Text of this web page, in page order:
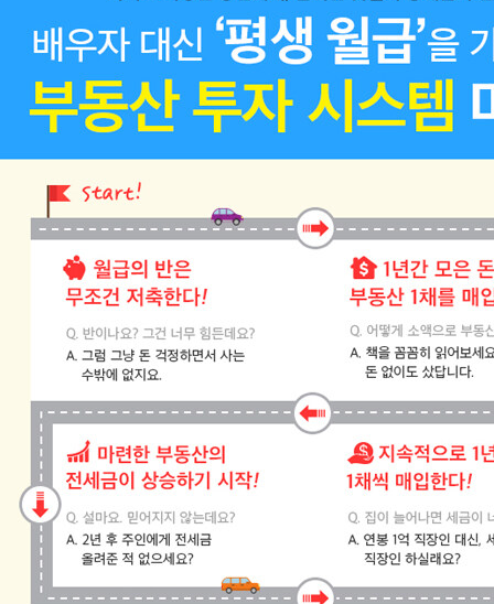
있다. 개인적으로 ‘좋은 아빠 되기’와 ‘직장인들에게 성공적인 재테크
방법 전수하기’라는 꿈을 품고 있는 그는, 블로그와 카페에 육아와 재
테크 노하우를 공개하는 등 직장인들이 경제적으로 독립하여 행복한
가정생활과 직장생활을 병행할 수 있도록 돕고 있다. --------------
주식으로 돈을 잃고, 부동산 재테크에 눈을 뜨다. 30세 : 첫째 아이 탄
생, 종잣돈 1,500만 원으로 월세 받는 집을 마련하다. 34세 : 받는 월
세가 월급보다 많아지다. 35세 : 둘째 아이 탄생, 직장을 그만둔 아내
대신 부동산과 맞벌이를 시작하다. 37세 : 매년 연봉보다 많은 수익
을 얻으며 즐거운 마음으로 직장생활을 하고 있다. ----------------
- 이메일 : apraxeous@hanmail.net 블로그 : http://blog.naver.
com/apraxeous 카 페 : http://cafe.naver.com/wecando7